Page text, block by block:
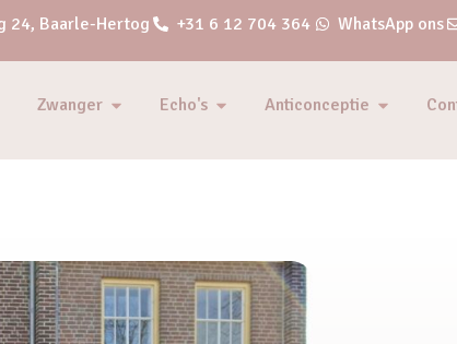
24, Baarle-Hertog +31 6 12 704 364 WhatsApp ons
Zwanger Echo's Anticonceptie